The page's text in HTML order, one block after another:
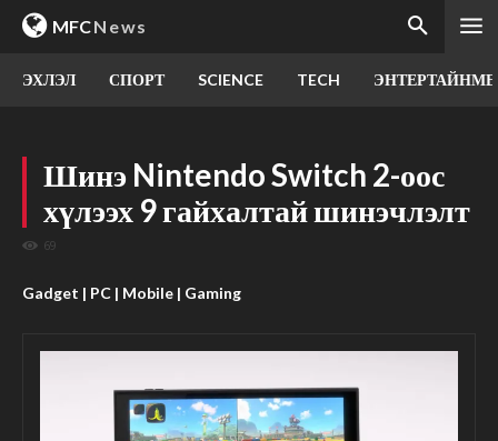
MFCNews
ЭХЛЭЛ СПОРТ SCIENCE TECH
Шинэ Nintendo Switch 2-оос
хүлээх 9 гайхалтай шинэчлэлт
69
Gadget | PC | Mobile | Gaming